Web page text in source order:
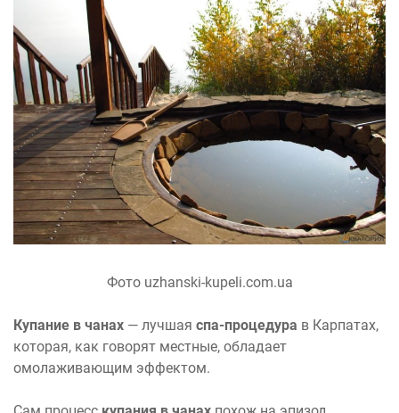
Фото uzhanski-kupeli.com.ua
Купание в чанах — лучшая спа-процедура в Карпатах,
которая, как говорят местные, обладает
омолаживающим эффектом.